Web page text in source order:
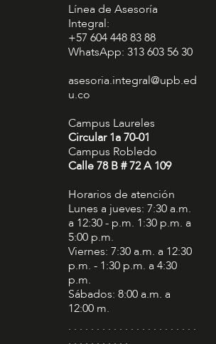
Línea de Asesoría
Integral:
+57 604 448 83 88
WhatsApp: 313 603 56 30
asesoria.integral@upb.ed
u.co
Campus Laureles
Circular 1a 70-01
Campus Robledo
Calle 78 B # 72 A 109
Horarios de atención
Lunes a jueves: 7:30 a.m.
a 12:30 - p.m. 1:30 p.m. a
5:00 p.m.
Viernes: 7:30 a.m. a 12:30
p.m. - 1:30 p.m. a 4:30
p.m.
Sábados: 8:00 a.m. a
12:00 m.
. . . . . . . . . . . . . . . . . . . . . . .
. . . . . . . . . . .